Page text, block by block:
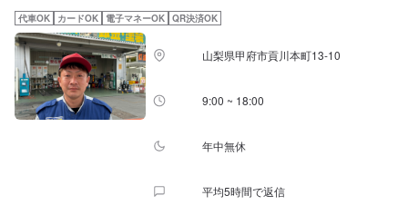
だいております。-----ご来店時の注意、受付方法-----県道22号から青葉町交差
点を南に曲がり、200ｍ直進その後右折すると前方右側20ｍの位置にござい
ます。入庫の際はお気をつけてお越しください。駐車スペースは事務所前の
空いているスペースに駐車してください。受付はスタッフへ「メンテモで予
約しました」とお伝えください。ご案内いたします。【定休日・営業時間】
定休日：祝日営業時間：8:30~19:00
代車OK カードOK 電子マネーOK QR決済OK
山梨県甲府市貢川本町13-10
9:00 ~ 18:00
年中無休
平均5時間で返信